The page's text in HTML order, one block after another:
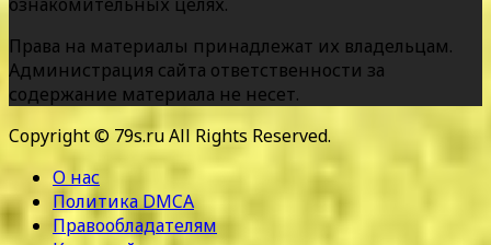
Права на материалы принадлежат их владельцам.
Администрация сайта ответственности за
содержание материала не несет.
Copyright © 79s.ru All Rights Reserved.
О нас
Политика DMCA
Правообладателям